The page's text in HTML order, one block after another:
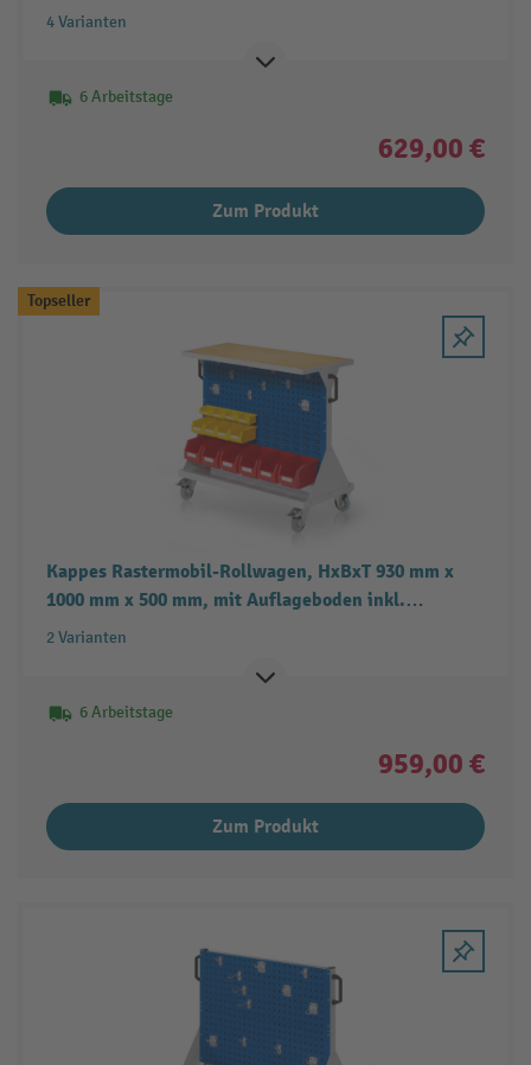
4 Varianten
6 Arbeitstage
629,00 €
Zum Produkt
Topseller
Kappes Rastermobil-Rollwagen, HxBxT 930 mm x
1000 mm x 500 mm, mit Auflageboden inkl.
Multiplex-Werkbankplatte
2 Varianten
6 Arbeitstage
959,00 €
Zum Produkt